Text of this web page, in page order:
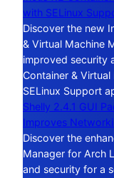
with SELinux
Discover the new
& Virtual Machine
improved security
Container &
SELinux Support
Shelly 2.4.1 GUI
Improves
Discover the
Manager for Arch
and security for a